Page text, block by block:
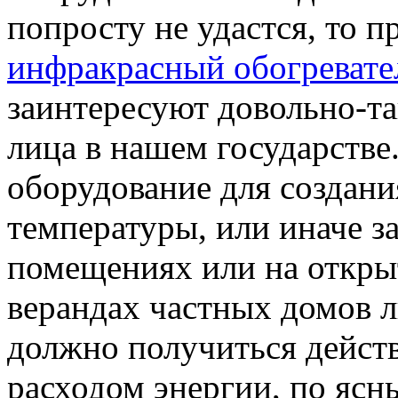
попросту не удастся, то
инфракрасный
заинтересуют довольно-
лица в нашем
оборудование для
температуры, или иначе
помещениях или на
верандах частных домов
должно получиться
расходом энергии, по